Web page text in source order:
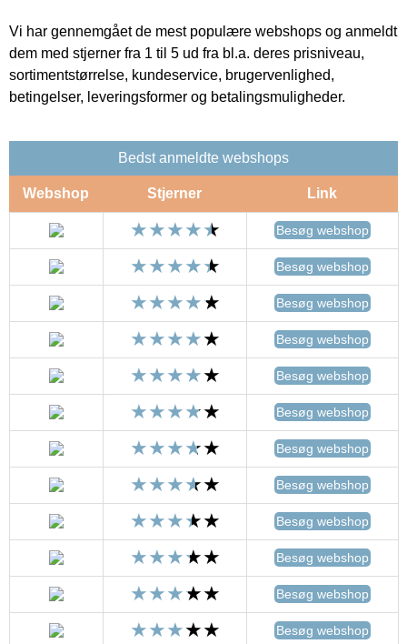
Vi har gennemgået de mest populære webshops og anmeldt
dem med stjerner fra 1 til 5 ud fra bl.a. deres prisniveau,
sortimentstørrelse, kundeservice, brugervenlighed,
betingelser, leveringsformer og betalingsmuligheder.
Bedst anmeldte webshops
Webshop Stjerner Link
Besøg webshop
Besøg webshop
Besøg webshop
Besøg webshop
Besøg webshop
Besøg webshop
Besøg webshop
Besøg webshop
Besøg webshop
Besøg webshop
Besøg webshop
Besøg webshop